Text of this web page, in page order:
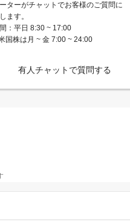
ターがチャットでお客様のご質問に
ます。
：平日 8:30 ~ 17:00
国株は月 ~ 金 7:00 ~ 24:00
有人チャットで質問する